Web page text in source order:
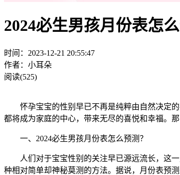
2024必生男孩月份表怎
时间：2023-12-21 20:55:47
作者：小耳朵
阅读(525)
怀孕宝宝的性别早已不再是纯粹由自然决定的
都将成为家庭的中心，带来无尽的喜悦和幸福。
一、2024必生男孩月份表怎么预测？
人们对于宝宝性别的关注早已源远流长，这一
种相对简单却神秘莫测的方法。据说，月份表预